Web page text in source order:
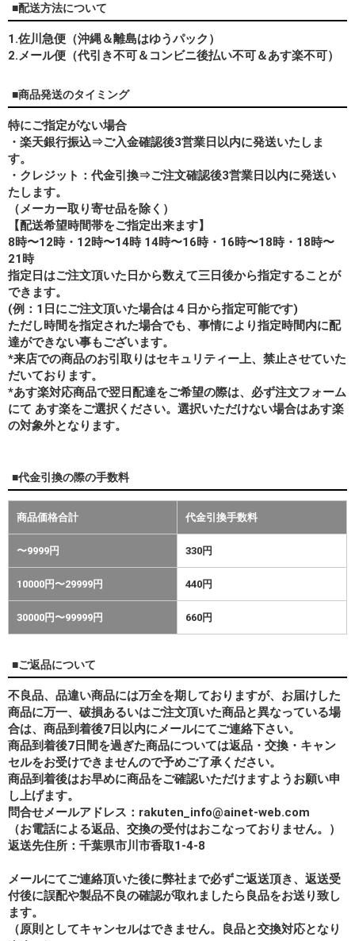
■配送方法について
1.佐川急便（沖縄＆離島はゆうパック）
2.メール便（代引き不可＆コンビニ後払い不可＆あす楽不可）
■商品発送のタイミング
特にご指定がない場合
・楽天銀行振込⇒ご入金確認後3営業日以内に発送いたしま
す。
・クレジット：代金引換⇒ご注文確認後3営業日以内に発送い
たします。
（メーカー取り寄せ品を除く）
【配送希望時間帯をご指定出来ます】
8時〜12時・12時〜14時 14時〜16時・16時〜18時・18時〜
21時
指定日はご注文頂いた日から数えて三日後から指定することが
できます。
(例：1日にご注文頂いた場合は４日から指定可能です)
ただし時間を指定された場合でも、事情により指定時間内に配
達ができない事もございます。
*来店での商品のお引取りはセキュリティー上、禁止させていた
だいております。
*あす楽対応商品で翌日配達をご希望の際は、必ず注文フォーム
にて あす楽をご選択ください。選択いただけない場合はあす楽
の対象外となります。
■代金引換の際の手数料
商品価格合計 代金引換手数料
〜9999円 330円
10000円〜29999円 440円
30000円〜99999円 660円
■ご返品について
不良品、品違い商品には万全を期しておりますが、お届けした
商品に万一、破損あるいはご注文頂いた商品と異なっている場
合は、商品到着後7日以内にメールにてご連絡下さい。
商品到着後7日間を過ぎた商品については返品・交換・キャン
セルをお受けできませんので予めご了承ください。
商品到着後はお早めに商品をご確認いただけますようお願い申
し上げます。
問合せメールアドレス：rakuten_info@ainet-web.com
（お電話による返品、交換の受付はおこなっておりません。）
返送先住所：千葉県市川市香取1-4-8
メールにてご連絡頂いた後に弊社まで必ずご返送頂き、返送受
付後に誤配や製品不良の確認が取れましたら良品をお送り致し
ます。
（原則としてキャンセルはできません。良品と交換対応となり